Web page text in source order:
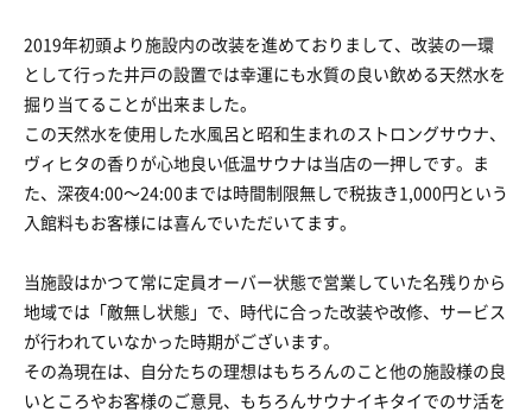
2019年初頭より施設内の改装を進めておりまして、改装の一環
として行った井戸の設置では幸運にも水質の良い飲める天然水を
掘り当てることが出来ました。
この天然水を使用した水風呂と昭和生まれのストロングサウナ、
ヴィヒタの香りが心地良い低温サウナは当店の一押しです。ま
た、深夜4:00〜24:00までは時間制限無しで税抜き1,000円という
入館料もお客様には喜んでいただいてます。
当施設はかつて常に定員オーバー状態で営業していた名残りから
地域では「敵無し状態」で、時代に合った改装や改修、サービス
が行われていなかった時期がございます。
その為現在は、自分たちの理想はもちろんのこと他の施設様の良
いところやお客様のご意見、もちろんサウナイキタイでのサ活を